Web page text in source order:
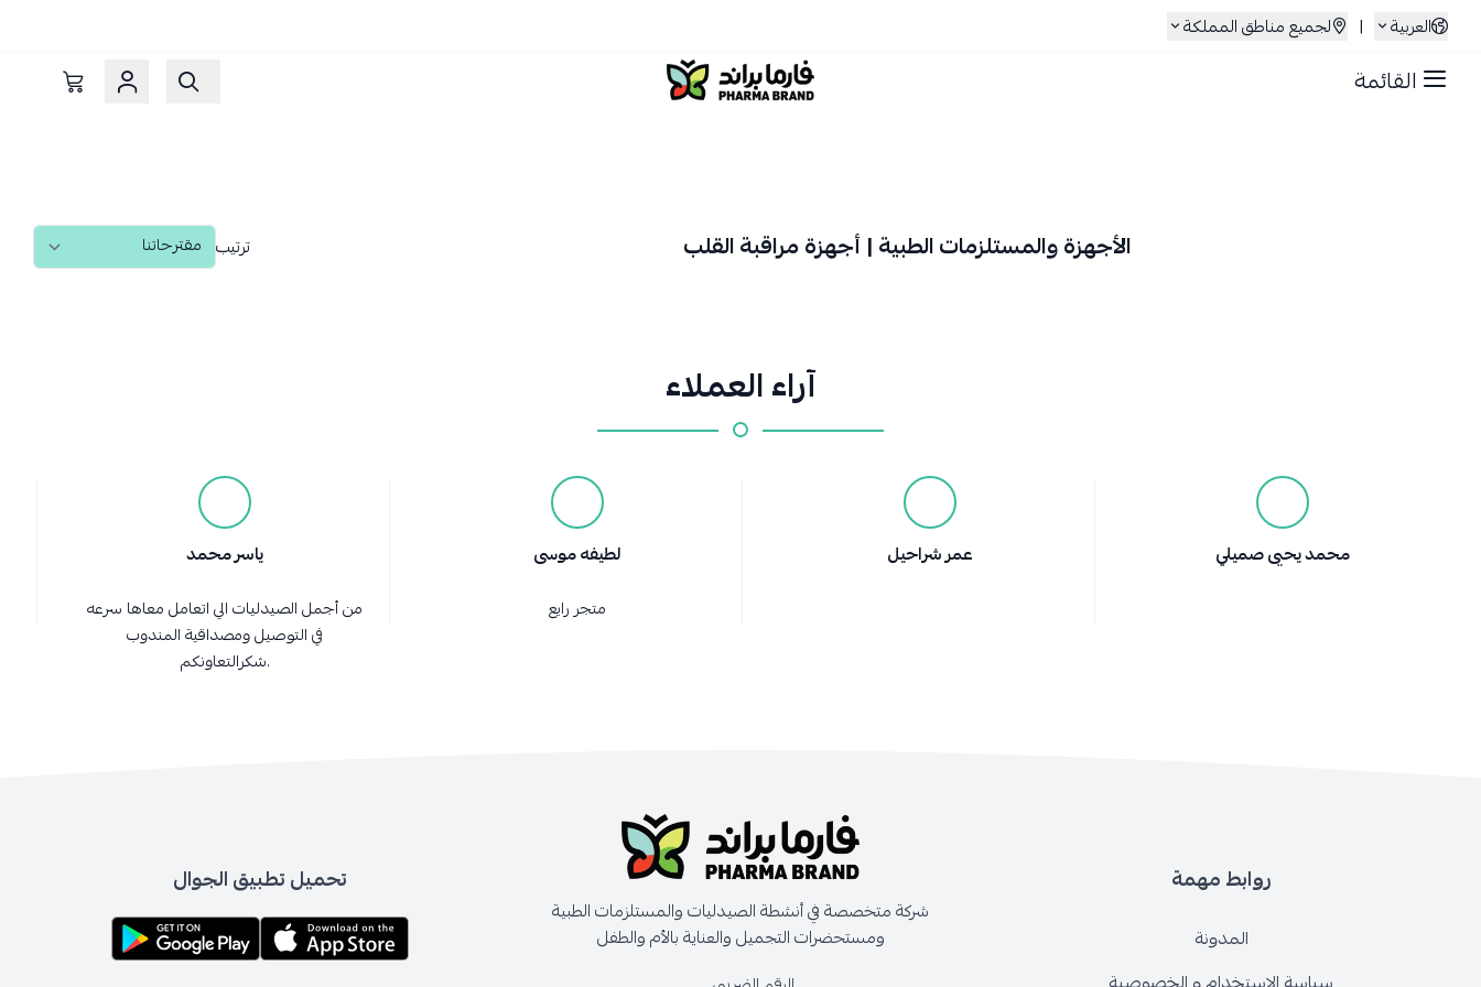
العربية | لجميع مناطق المملكة
القائمة صيدلية فارما براند
الأجهزة والمستلزمات الطبية | أجهزة مراقبة القلب ترتيب
آراء العملاء
محمد يحيى صميلي عمر شراحيل لطيفه موسى
متجر رايع
ياسر محمد
من أجمل الصيدليات الي اتعامل معاها سرعه
في التوصيل ومصداقية المندوب
.شكرالتعاونكم
روابط مهمة
المدونة
شركة متخصصة في أنشطة الصيدليات والمستلزمات الطبية
ومستحضرات التجميل والعناية بالأم والطفل
تحميل تطبيق الجوال